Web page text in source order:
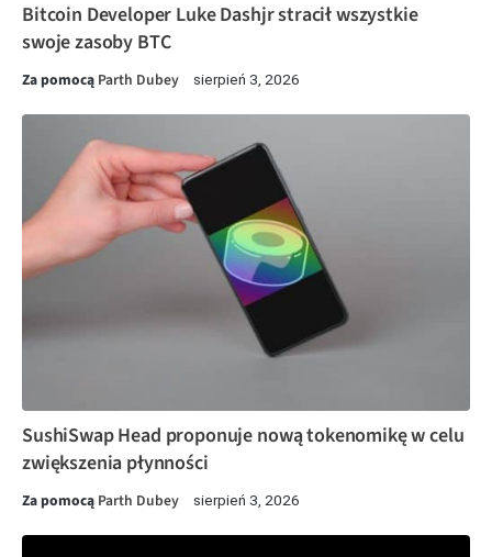
Bitcoin Developer Luke Dashjr stracił wszystkie
swoje zasoby BTC
Za pomocą Parth Dubey sierpień 3, 2026
SushiSwap Head proponuje nową tokenomikę w celu
zwiększenia płynności
Za pomocą Parth Dubey sierpień 3, 2026